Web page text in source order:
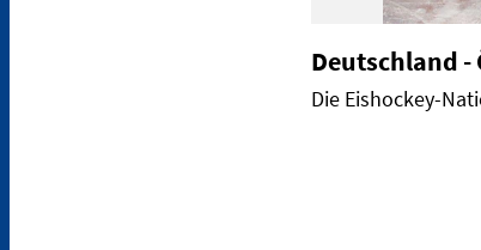
Deutschland -
Die Eishockey-